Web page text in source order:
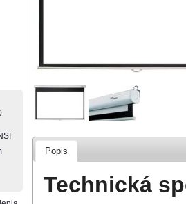
Popis
Technická